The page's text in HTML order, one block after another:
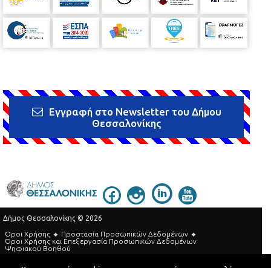
Εγγραφή στο Newsletter του Δήμου
Θεσσαλονίκης
Δήμος Θεσσαλονίκης © 2026
Όροι Χρήσης
Προστασία Προσωπικών Δεδομένων
Όροι Xρήσης και Eπεξεργασία Προσωπικών Δεδομένων
Ψηφιακού Βοηθού
Τηλεφωνικός Κατάλογος